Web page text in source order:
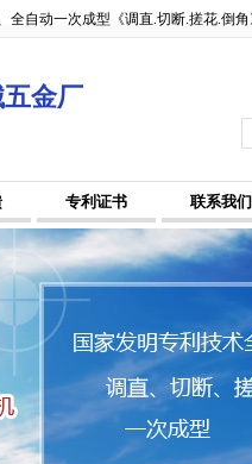
自动一次成型《调直.切断.搓花.倒
金厂
专利证书 联系我们